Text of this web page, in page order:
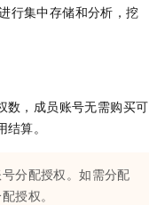
行集中存储和分析，挖
数，成员账号无需购买可
算。
分配授权。如需分配
授权。
企业级人与Agent协作平台，接入和调度多个数字员工